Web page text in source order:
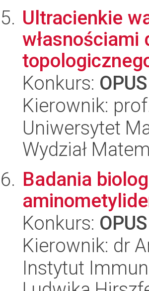
Ultracienkie
Konkurs:
Kierownik:
Uniwersytet
Wydział
Badania
Konkurs:
Kierownik: dr
Instytut